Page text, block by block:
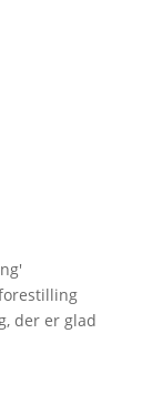
'
der er glad